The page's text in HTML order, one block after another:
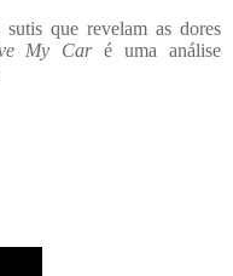
que revelam as dores
My Caré uma análise